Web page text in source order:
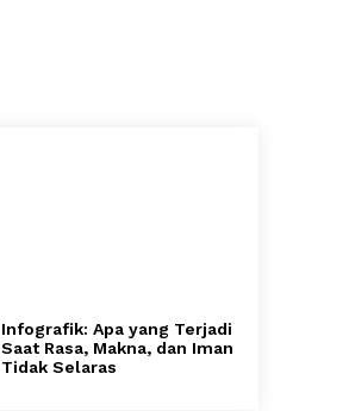
Infografik: Apa yang Terjadi
Saat Rasa, Makna, dan Iman
Tidak Selaras